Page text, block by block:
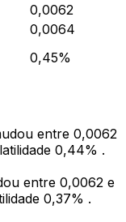
0,0062
0,0064
0,45%
entre 0,0062
0,44% .
entre 0,0062 e
0,37% .